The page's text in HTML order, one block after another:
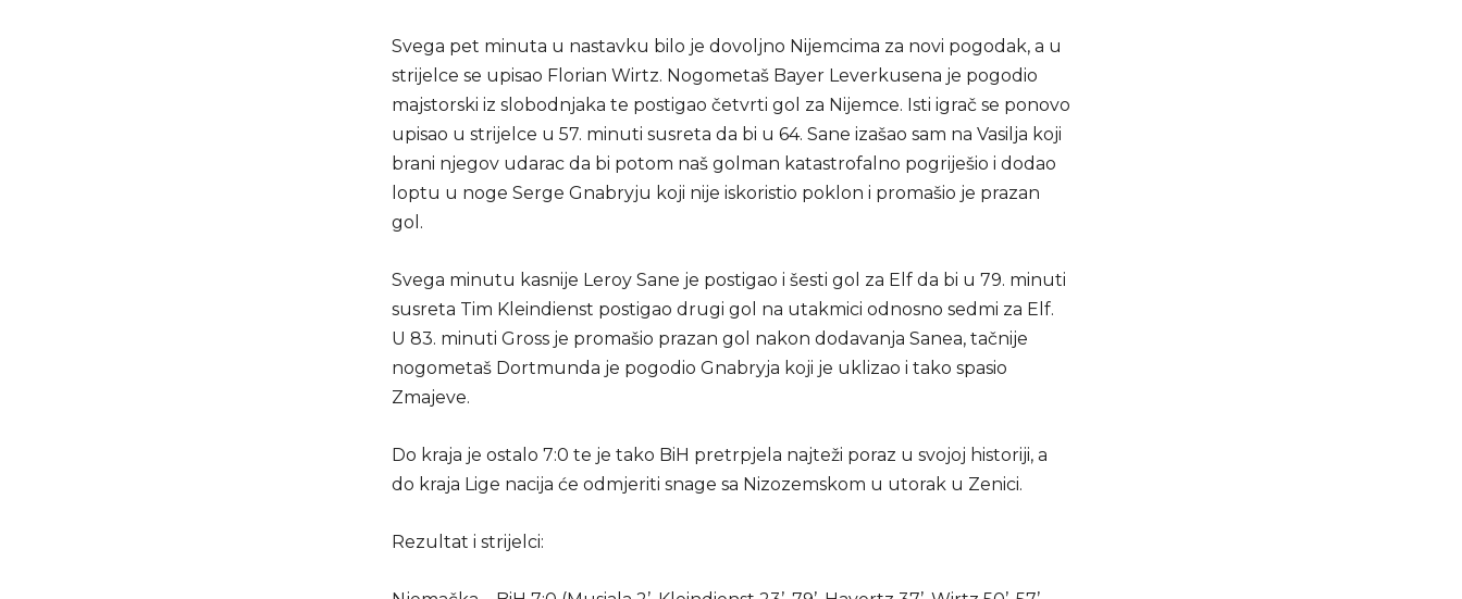
Svega pet minuta u nastavku bilo je dovoljno Nijemcima za novi pogodak, a u
strijelce se upisao Florian Wirtz. Nogometaš Bayer Leverkusena je pogodio
majstorski iz slobodnjaka te postigao četvrti gol za Nijemce. Isti igrač se ponovo
upisao u strijelce u 57. minuti susreta da bi u 64. Sane izašao sam na Vasilja koji
brani njegov udarac da bi potom naš golman katastrofalno pogriješio i dodao
loptu u noge Serge Gnabryju koji nije iskoristio poklon i promašio je prazan
gol.
Svega minutu kasnije Leroy Sane je postigao i šesti gol za Elf da bi u 79. minuti
susreta Tim Kleindienst postigao drugi gol na utakmici odnosno sedmi za Elf.
U 83. minuti Gross je promašio prazan gol nakon dodavanja Sanea, tačnije
nogometaš Dortmunda je pogodio Gnabryja koji je uklizao i tako spasio
Zmajeve.
Do kraja je ostalo 7:0 te je tako BiH pretrpjela najteži poraz u svojoj historiji, a
do kraja Lige nacija će odmjeriti snage sa Nizozemskom u utorak u Zenici.
Rezultat i strijelci: